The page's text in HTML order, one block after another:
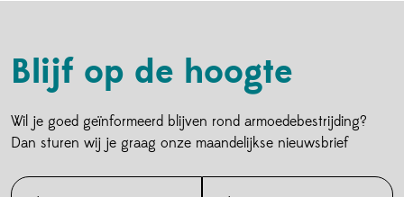
Blijf op de hoogte
Wil je goed geïnformeerd blijven rond armoedebestrijding?
Dan sturen wij je graag onze maandelijkse nieuwsbrief